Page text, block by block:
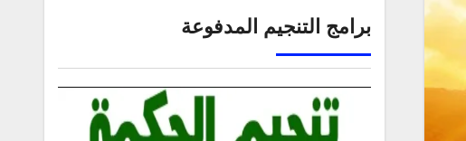
برامج التنجيم المدفوعة